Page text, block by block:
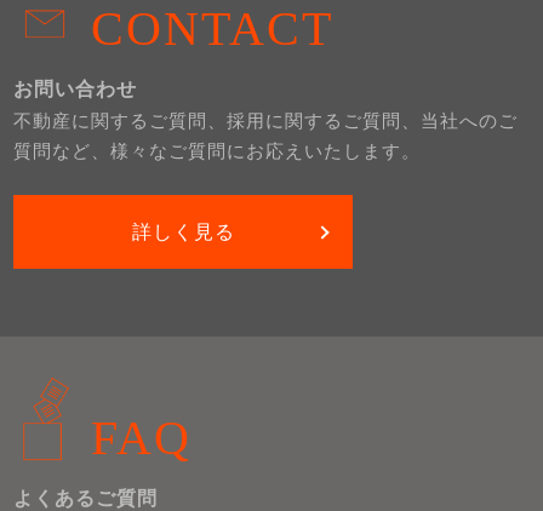
CONTACT
お問い合わせ
不動産に関するご質問、採用に関するご質問、当社へのご
質問など、様々なご質問にお応えいたします。
詳しく見る
FAQ
よくあるご質問